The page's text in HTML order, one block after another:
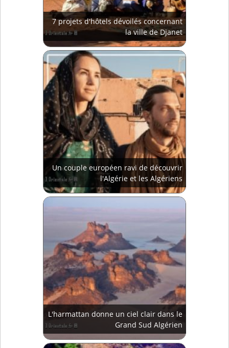
7 projets d'hôtels dévoilés concernant
la ville de Djanet
Un couple européen ravi de découvrir
l'Algérie et les Algériens
L'harmattan donne un ciel clair dans le
Grand Sud Algérien